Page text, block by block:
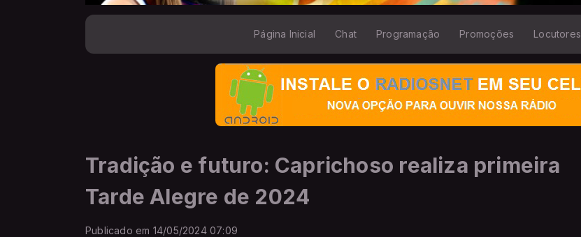
Página Inicial Chat Programação Promoções Locutores
Tradição e futuro: Caprichoso realiza primeira
Tarde Alegre de 2024
Publicado em 14/05/2024 07:09